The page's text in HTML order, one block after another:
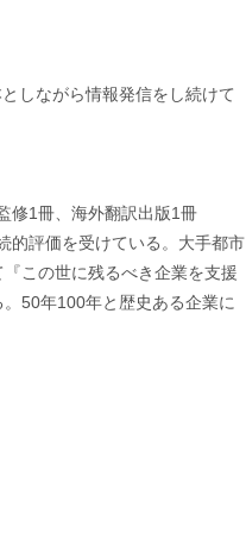
しながら情報発信をし続けて
修1冊、海外翻訳出版1冊
的評価を受けている。大手都市
この世に残るべき企業を支援
50年100年と歴史ある企業に